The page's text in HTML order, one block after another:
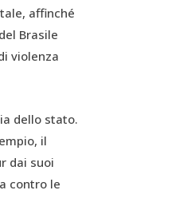
affinché
Brasile
violenza
dello stato.
il
dai suoi
contro le